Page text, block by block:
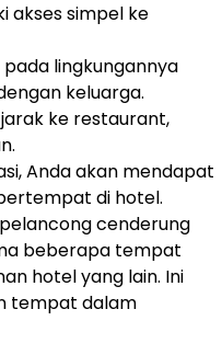
akses simpel ke
lingkungannya
keluarga.
ke restaurant,
Anda akan mendapat
di hotel.
cenderung
beberapa tempat
hotel yang lain. Ini
tempat dalam